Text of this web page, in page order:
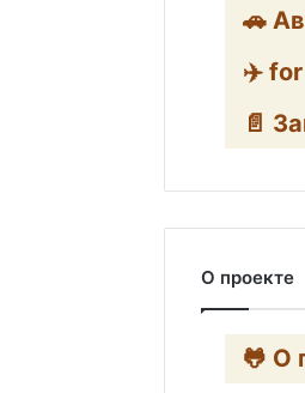
🚗
✈️
📄
О проекте
🐸 О